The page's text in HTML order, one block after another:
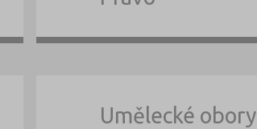
Umělecké obory